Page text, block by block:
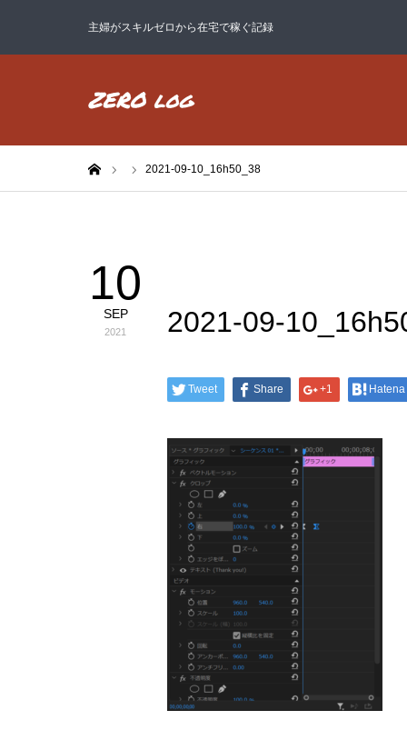
主婦がスキルゼロから在宅で稼ぐ記録
2021-09-10_16h50_38
10
SEP
2021 2021-09-
Tweet Share +1 Hatena